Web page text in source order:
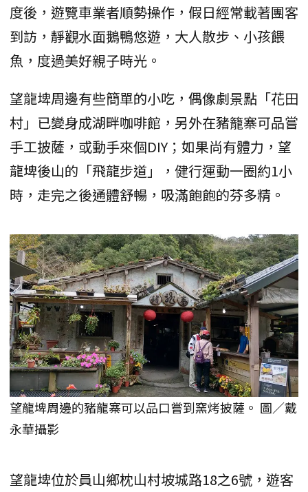
度後，遊覽車業者順勢操作，假日經常載著團客
到訪，靜觀水面鵝鴨悠遊，大人散步、小孩餵
魚，度過美好親子時光。
望龍埤周邊有些簡單的小吃，偶像劇景點「花田
村」已變身成湖畔咖啡館，另外在豬籠寨可品嘗
手工披薩，或動手來個DIY；如果尚有體力，望
龍埤後山的「飛龍步道」，健行運動一圈約1小
時，走完之後通體舒暢，吸滿飽飽的芬多精。
望龍埤周邊的豬龍寨可以品口嘗到窯烤披薩。 圖／戴
永華攝影
望龍埤位於員山鄉枕山村坡城路18之6號，遊客